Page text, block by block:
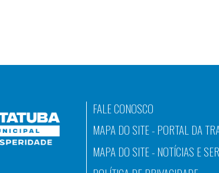
FALE CONOSCO
MAPA DO SITE - PORTAL DA
MAPA DO SITE - NOTÍCIAS E